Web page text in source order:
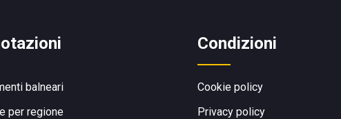
balneari
per regione
Condizioni
Cookie policy
Privacy policy